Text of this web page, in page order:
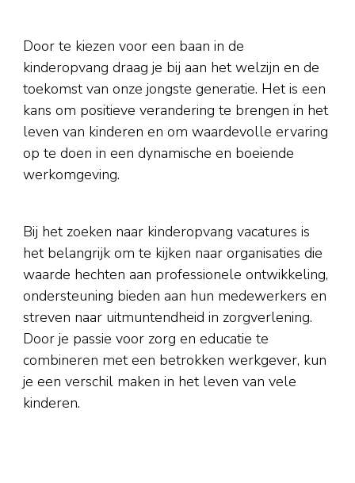
Door te kiezen voor een baan in de
kinderopvang draag je bij aan het welzijn en de
toekomst van onze jongste generatie. Het is een
kans om positieve verandering te brengen in het
leven van kinderen en om waardevolle ervaring
op te doen in een dynamische en boeiende
werkomgeving.
Bij het zoeken naar kinderopvang vacatures is
het belangrijk om te kijken naar organisaties die
waarde hechten aan professionele ontwikkeling,
ondersteuning bieden aan hun medewerkers en
streven naar uitmuntendheid in zorgverlening.
Door je passie voor zorg en educatie te
combineren met een betrokken werkgever, kun
je een verschil maken in het leven van vele
kinderen.